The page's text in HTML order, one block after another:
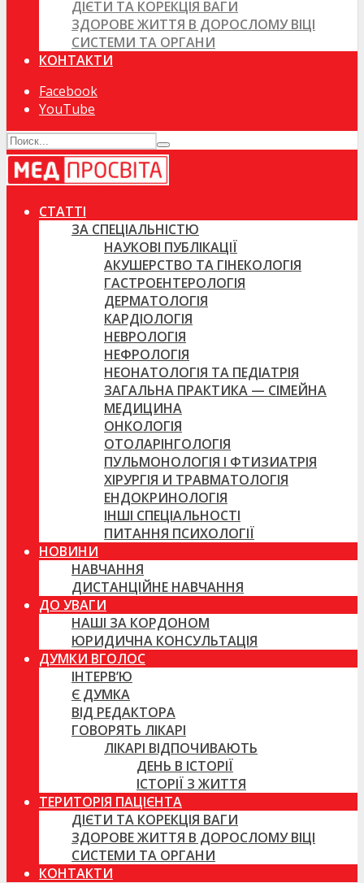
ДІЄТИ ТА КОРЕКЦІЯ ВАГИ
ЗДОРОВЕ ЖИТТЯ В ДОРОСЛОМУ ВІЦІ
СИСТЕМИ ТА ОРГАНИ
КОНТАКТИ
Facebook
YouTube
СТАТТІ
ЗА СПЕЦІАЛЬНІСТЮ
НАУКОВІ ПУБЛІКАЦІЇ
АКУШЕРСТВО ТА ГІНЕКОЛОГІЯ
ГАСТРОЕНТЕРОЛОГІЯ
ДЕРМАТОЛОГІЯ
КАРДІОЛОГІЯ
НЕВРОЛОГІЯ
НЕФРОЛОГІЯ
НЕОНАТОЛОГІЯ ТА ПЕДІАТРІЯ
ЗАГАЛЬНА ПРАКТИКА — СІМЕЙНА
МЕДИЦИНА
ОНКОЛОГІЯ
ОТОЛАРІНГОЛОГІЯ
ПУЛЬМОНОЛОГІЯ І ФТИЗИАТРІЯ
ХІРУРГІЯ И ТРАВМАТОЛОГІЯ
ЕНДОКРИНОЛОГІЯ
ІНШІ СПЕЦІАЛЬНОСТІ
ПИТАННЯ ПСИХОЛОГІЇ
НОВИНИ
НАВЧАННЯ
ДИСТАНЦІЙНЕ НАВЧАННЯ
ДО УВАГИ
НАШІ ЗА КОРДОНОМ
ЮРИДИЧНА КОНСУЛЬТАЦІЯ
ДУМКИ ВГОЛОС
ІНТЕРВ’Ю
Є ДУМКА
ВІД РЕДАКТОРА
ГОВОРЯТЬ ЛІКАРІ
ЛІКАРІ ВІДПОЧИВАЮТЬ
ДЕНЬ В ІСТОРІЇ
ІСТОРІЇ З ЖИТТЯ
ТЕРИТОРІЯ ПАЦІЄНТА
ДІЄТИ ТА КОРЕКЦІЯ ВАГИ
ЗДОРОВЕ ЖИТТЯ В ДОРОСЛОМУ ВІЦІ
СИСТЕМИ ТА ОРГАНИ
КОНТАКТИ